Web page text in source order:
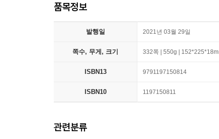
품목정보
발행일 2021년 03월 29일
쪽수, 무게, 크기 332쪽 | 550g |
ISBN13 9791197150814
ISBN10 1197150811
관련분류